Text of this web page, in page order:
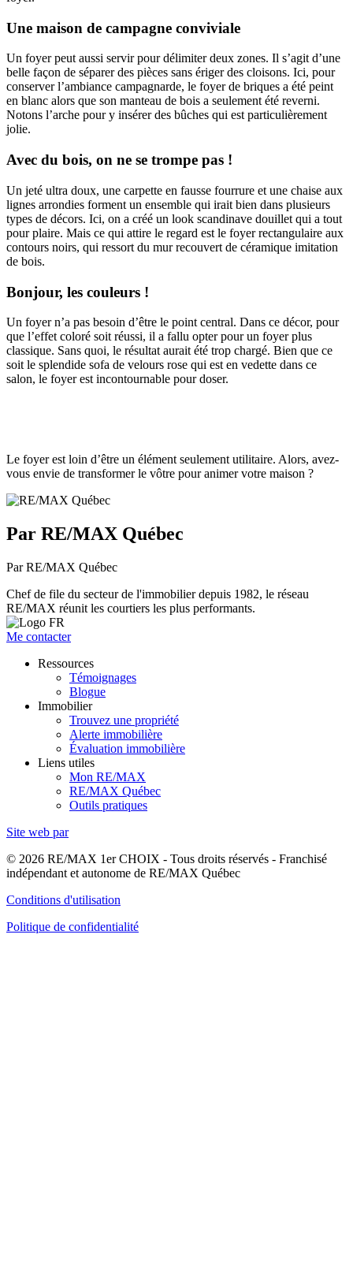
Une maison de campagne conviviale
Un foyer peut aussi servir pour délimiter deux zones. Il s’agit d’une
belle façon de séparer des pièces sans ériger des cloisons. Ici, pour
conserver l’ambiance campagnarde, le foyer de briques a été peint
en blanc alors que son manteau de bois a seulement été reverni.
Notons l’arche pour y insérer des bûches qui est particulièrement
jolie.
Avec du bois, on ne se trompe pas !
Un jeté ultra doux, une carpette en fausse fourrure et une chaise aux
lignes arrondies forment un ensemble qui irait bien dans plusieurs
types de décors. Ici, on a créé un look scandinave douillet qui a tout
pour plaire. Mais ce qui attire le regard est le foyer rectangulaire aux
contours noirs, qui ressort du mur recouvert de céramique imitation
de bois.
Bonjour, les couleurs !
Un foyer n’a pas besoin d’être le point central. Dans ce décor, pour
que l’effet coloré soit réussi, il a fallu opter pour un foyer plus
classique. Sans quoi, le résultat aurait été trop chargé. Bien que ce
soit le splendide sofa de velours rose qui est en vedette dans ce
salon, le foyer est incontournable pour doser.
Le foyer est loin d’être un élément seulement utilitaire. Alors, avez-
vous envie de transformer le vôtre pour animer votre maison ?
Par RE/MAX Québec
Par RE/MAX Québec
Chef de file du secteur de l'immobilier depuis 1982, le réseau
RE/MAX réunit les courtiers les plus performants.
Me contacter
Ressources
Témoignages
Blogue
Immobilier
Trouvez une propriété
Alerte immobilière
Évaluation immobilière
Liens utiles
Mon RE/MAX
RE/MAX Québec
Outils pratiques
Site web par
© 2026 RE/MAX 1er CHOIX - Tous droits réservés - Franchisé
indépendant et autonome de RE/MAX Québec
Conditions d'utilisation
Politique de confidentialité